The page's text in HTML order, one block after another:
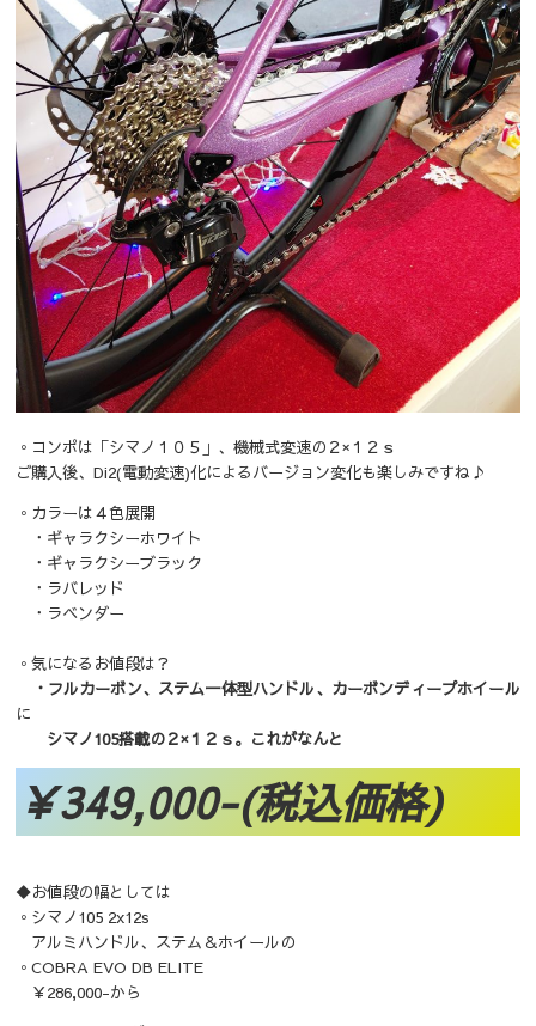
◦コンポは「シマノ１０５」、機械式変速の２×１２ｓ
ご購入後、Di2(電動変速)化によるバージョン変化も楽しみですね♪
◦カラーは４色展開
・ギャラクシーホワイト
・ギャラクシーブラック
・ラバレッド
・ラベンダー
◦気になるお値段は？
・フルカーボン、ステム一体型ハンドル、カーボンディープホイール
に
シマノ105搭載の２×１２ｓ。これがなんと
￥349,000-(税込価格)
◆お値段の幅としては
◦シマノ105 2x12s
アルミハンドル、ステム＆ホイールの
◦COBRA EVO DB ELITE
￥286,000-から